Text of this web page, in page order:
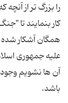
را بزرگ تر از
کار بنمایند تا
همگان آشکار شده
علیه جمهوری
آن ها نشویم